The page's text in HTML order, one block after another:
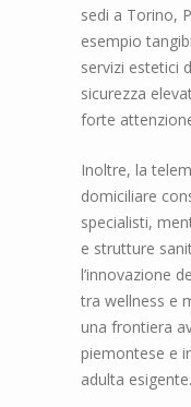
sedi a Torino,
esempio
servizi estetici
sicurezza
forte
Inoltre, la
domiciliare
specialisti,
e strutture
l’innovazione
tra wellness e
una frontiera
piemontese e
adulta esigente.